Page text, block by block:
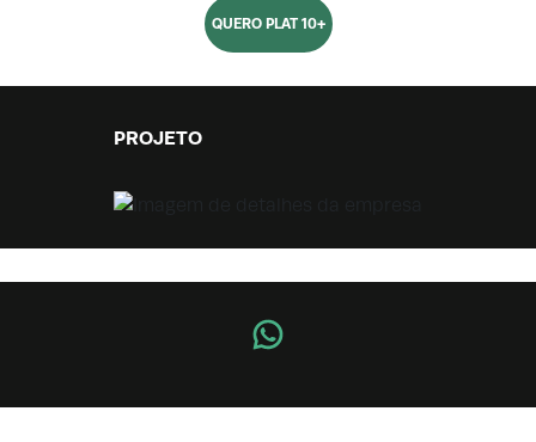
QUERO PLAT 10+
PROJETO